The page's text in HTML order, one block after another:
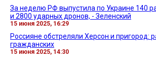
За неделю РФ выпустила по Украине 140
и 2800 ударных дронов, - Зеленский
15 июня 2025, 16:29
Россияне обстреляли Херсон и пригород:
гражданских
15 июня 2025, 14:30